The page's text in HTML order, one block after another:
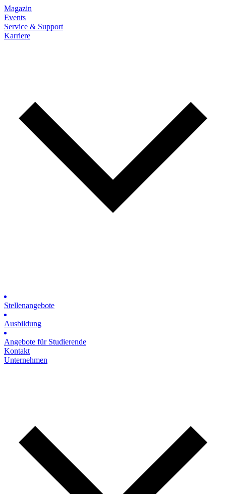
Magazin
Events
Service & Support
Karriere
Stellenangebote
Ausbildung
Angebote für Studierende
Kontakt
Unternehmen